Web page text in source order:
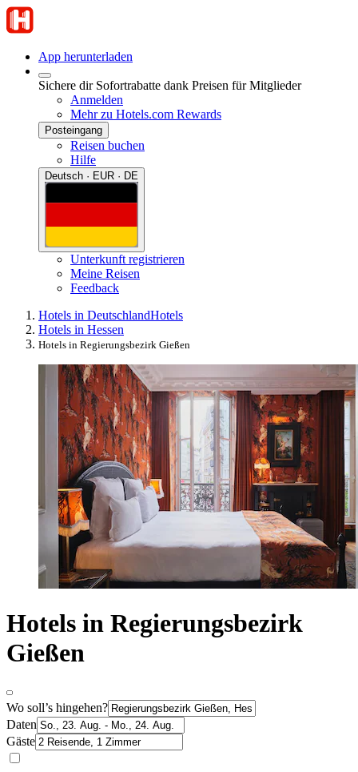
App herunterladen
Sichere dir Sofortrabatte dank Preisen für Mitglieder
Anmelden
Mehr zu Hotels.com Rewards
Posteingang
Reisen buchen
Hilfe
Deutsch · EUR · DE
Unterkunft registrieren
Meine Reisen
Feedback
Hotels in DeutschlandHotels
Hotels in Hessen
Hotels in Regierungsbezirk Gießen
Hotels in Regierungsbezirk
Gießen
Wo soll’s hingehen?
Daten
Gäste